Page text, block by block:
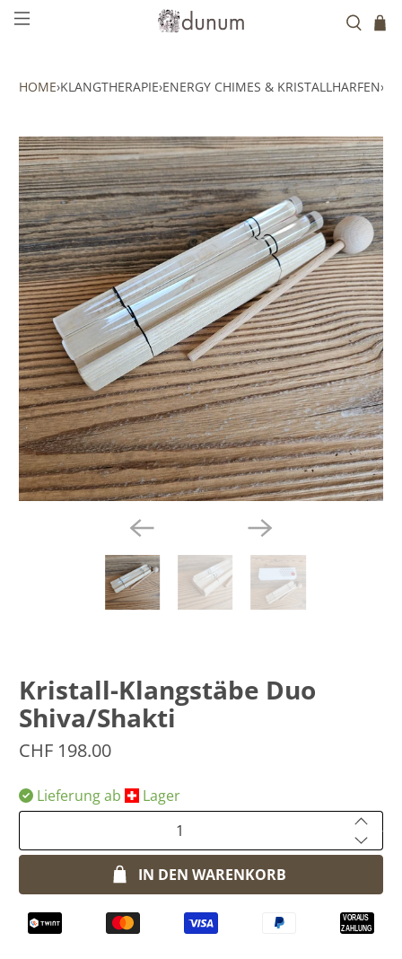
HOME›KLANGTHERAPIE›ENERGY CHIMES & KRISTALLHARFEN›
Kristall-Klangstäbe Duo
Shiva/Shakti
CHF 198.00
Lieferung ab
​Lager
IN DEN WARENKORB